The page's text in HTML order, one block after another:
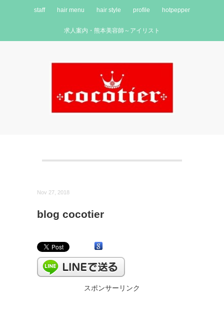
staff hair menu hair style profile hotpepper
求人案内・熊本美容師～アイリスト
Nov 27, 2018
blog cocotier
スポンサーリンク